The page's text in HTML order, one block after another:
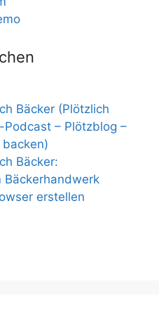
Bäcker (Plötzlich
Podcast – Plötzblog –
Bäcker:
Bäckerhandwerk
erstellen